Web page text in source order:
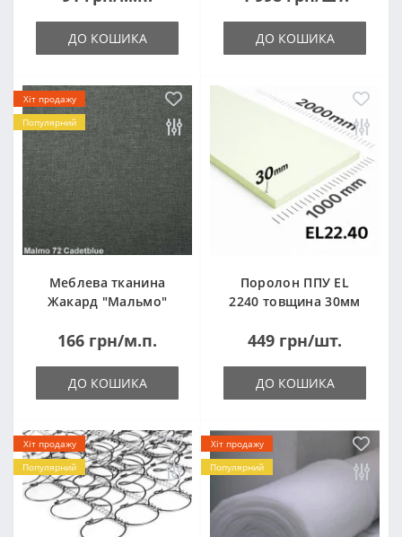
ДО КОШИКА ДО КОШИКА
Хіт продажу
Популярний
Меблева тканина
Жакард "Мальмо"
166 грн/м.п.
ДО КОШИКА
Поролон ППУ EL
2240 товщина 30мм
(1000x2000мм)
449 грн/шт.
ДО КОШИКА
Хіт продажу
Популярний
Хіт продажу
Популярний